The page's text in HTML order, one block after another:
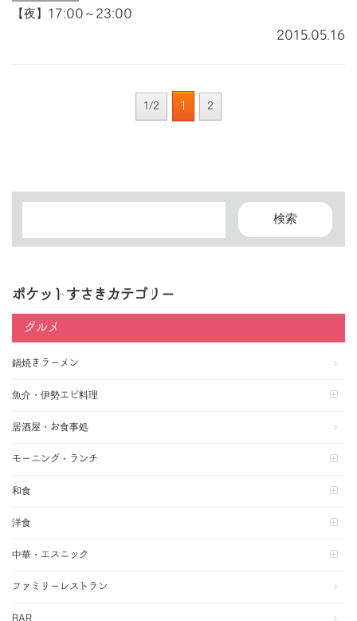
【夜】17:00～23:00
2015.05.16
1/2 1 2
ポケットすさきカテゴリー
グルメ
鍋焼きラーメン
魚介・伊勢エビ料理
居酒屋・お食事処
モーニング・ランチ
和食
洋食
中華・エスニック
ファミリーレストラン